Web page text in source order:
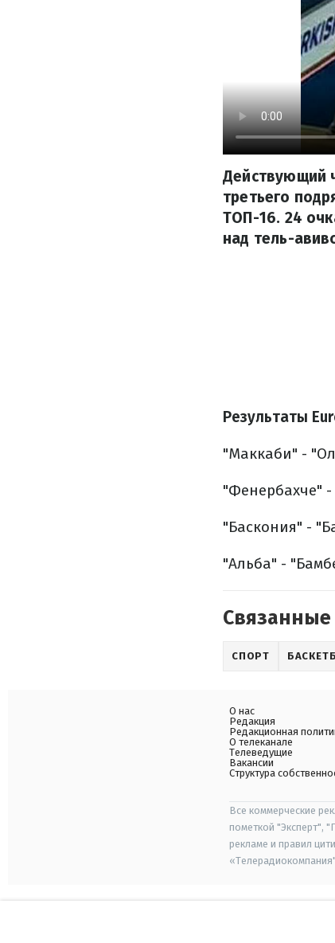
Действующий
третьего
ТОП-16. 24
над тель-
Результаты
"Маккаби" -
"Фенербахче"
"Баскония" -
"Альба" -
СПОРТ
О нас
Редакция
Редакционная
О телеканале
Телеведущие
Вакансии
Структура
Все коммерческие
пометкой "Эксперт",
рекламе и правил